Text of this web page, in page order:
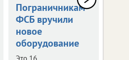
Пограничникам
ФСБ вручили
новое
оборудование